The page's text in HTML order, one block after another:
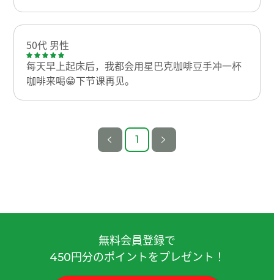
50代 男性
每天早上起床后，我都会用星巴克咖啡豆手冲一杯
咖啡来喝😁下节课再见。
1
無料会員登録で
450円分のポイントをプレゼント！